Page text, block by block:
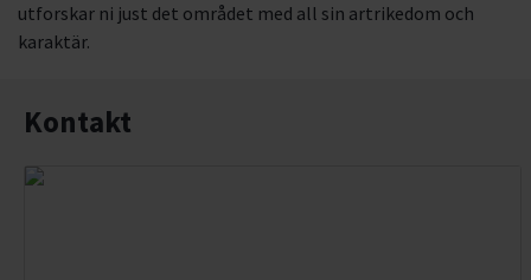
utforskar ni just det området med all sin artrikedom och
karaktär.
Kontakt